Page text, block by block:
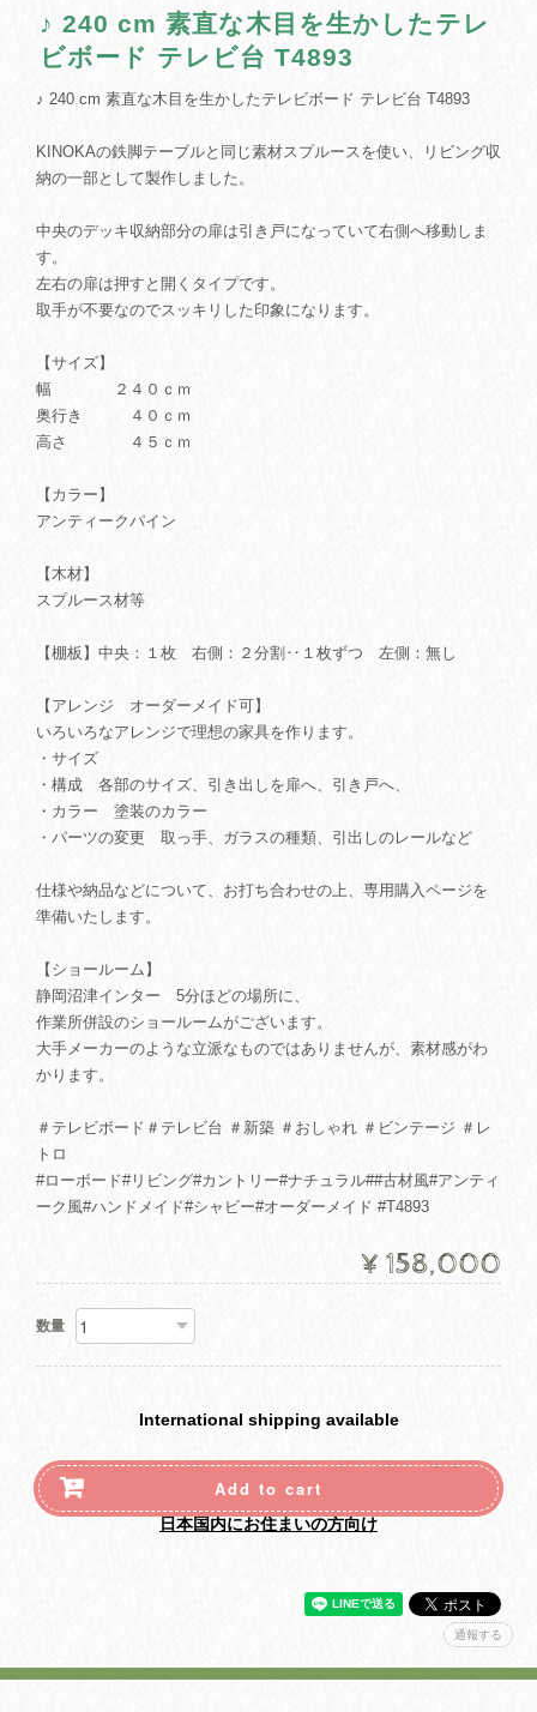
♪ 240 cm 素直な木目を生かしたテレ
ビボード テレビ台 T4893
♪ 240 cm 素直な木目を生かしたテレビボード テレビ台 T4893
KINOKAの鉄脚テーブルと同じ素材スプルースを使い、リビング収
納の一部として製作しました。
中央のデッキ収納部分の扉は引き戸になっていて右側へ移動しま
す。
左右の扉は押すと開くタイプです。
取手が不要なのでスッキリした印象になります。
【サイズ】
幅 ２４０ｃｍ
奥行き ４０ｃｍ
高さ ４５ｃｍ
【カラー】
アンティークパイン
【木材】
スプルース材等
【棚板】中央：１枚 右側：２分割‥１枚ずつ 左側：無し
【アレンジ オーダーメイド可】
いろいろなアレンジで理想の家具を作ります。
・サイズ
・構成 各部のサイズ、引き出しを扉へ、引き戸へ、
・カラー 塗装のカラー
・パーツの変更 取っ手、ガラスの種類、引出しのレールなど
仕様や納品などについて、お打ち合わせの上、専用購入ページを
準備いたします。
【ショールーム】
静岡沼津インター 5分ほどの場所に、
作業所併設のショールームがございます。
大手メーカーのような立派なものではありませんが、素材感がわ
かります。
＃テレビボード＃テレビ台 ＃新築 ＃おしゃれ ＃ビンテージ ＃レ
トロ
#ローボード#リビング#カントリー#ナチュラル##古材風#アンティ
ーク風#ハンドメイド#シャビー#オーダーメイド #T4893
¥158,000
数量
International shipping available
Add to cart
日本国内にお住まいの方向け
通報する